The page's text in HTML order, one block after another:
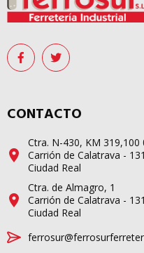
CONTACTO
Ctra. N-430, KM 319,100
Carrión de Calatrava -
Ciudad Real
Ctra. de Almagro, 1
Carrión de Calatrava -
Ciudad Real